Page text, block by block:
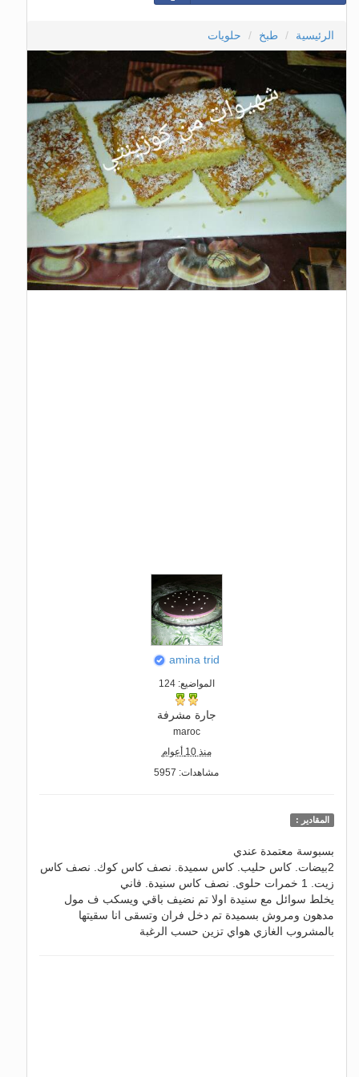
الرئيسية طبخ حلويات
amina trid
المواضيع: 124
جارة مشرفة
maroc
منذ 10 أعوام
مشاهدات: 5957
المقادير :
بسبوسة معتمدة عندي
2بيضات. كاس حليب. كاس سميدة. نصف كاس كوك. نصف كاس
زيت. 1 خمرات حلوى. نصف كاس سنيدة. فاني
يخلط سوائل مع سنيدة اولا تم نضيف باقي ويسكب ف مول
مدهون ومروش بسميدة تم دخل فران وتسقى انا سقيتها
بالمشروب الغازي هواي تزين حسب الرغبة